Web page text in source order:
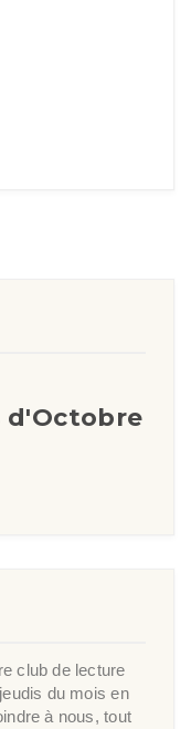
d'Octobre
club de lecture
du mois en
à nous, tout